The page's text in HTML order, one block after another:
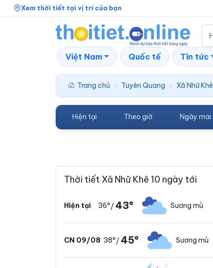
Xem thời tiết tại vị trí của bạn
Việt Nam Quốc tế Tin tức
Trang chủ › Tuyên Quang › Xã Nhữ Khê
Hiện tại Theo giờ Ngày mai
Thời tiết Xã Nhữ Khê 10 ngày tới
Hiện tại 36°/ 43° Sương mù
CN 09/08 38°/ 45° Sương mù